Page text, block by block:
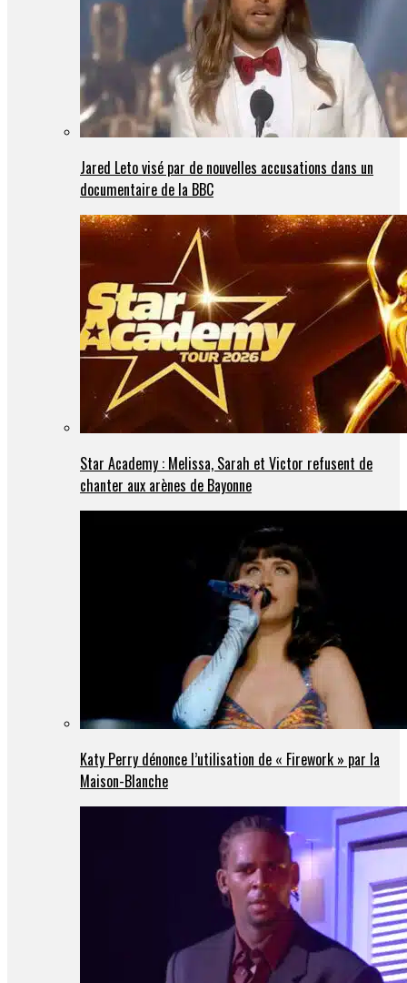
Jared Leto visé par de nouvelles accusations dans un
documentaire de la BBC
Star Academy : Melissa, Sarah et Victor refusent de
chanter aux arènes de Bayonne
Katy Perry dénonce l’utilisation de « Firework » par la
Maison-Blanche